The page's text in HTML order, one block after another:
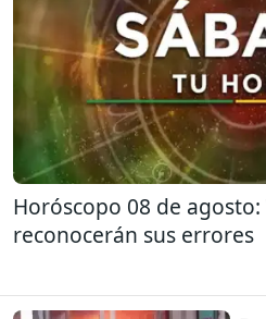
Horóscopo 08 de
reconocerán sus errores